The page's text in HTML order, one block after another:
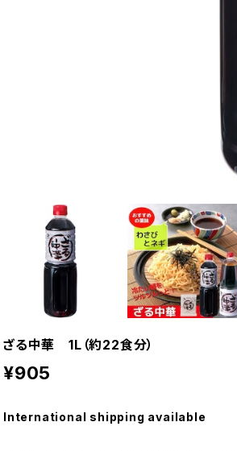
ざる中華 1L（約22食分）
¥905
International shipping available